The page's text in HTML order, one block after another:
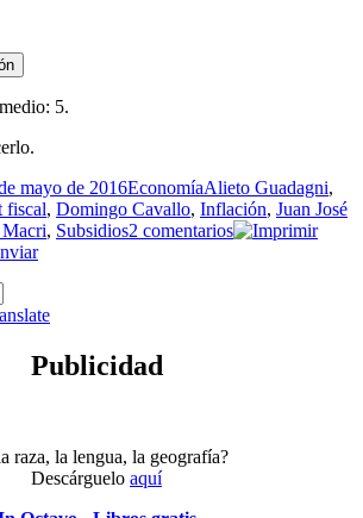
5.
mayo de 2016Categorías
EconomíaEtiquetas
Alieto Guadagni,
fiscal, Domingo Cavallo, Inflación, Juan José
, Subsidios2 comentariosen
Publicidad
raza, la lengua, la geografía?
Descárguelo aquí